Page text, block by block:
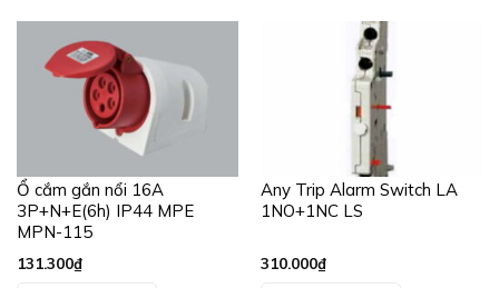
Ổ cắm gắn nổi 16A
3P+N+E(6h) IP44 MPE
MPN-115
131.300₫
Any Trip Alarm Switch LA
1NO+1NC LS
310.000₫